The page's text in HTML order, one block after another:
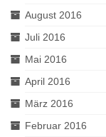
August 2016
Juli 2016
Mai 2016
April 2016
März 2016
Februar 2016